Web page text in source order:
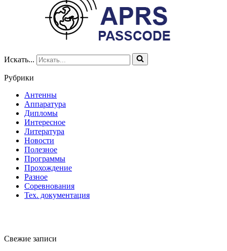
Искать...
Рубрики
Антенны
Аппаратура
Дипломы
Интересное
Литература
Новости
Полезное
Программы
Прохождение
Разное
Соревнования
Тех. документация
Свежие записи